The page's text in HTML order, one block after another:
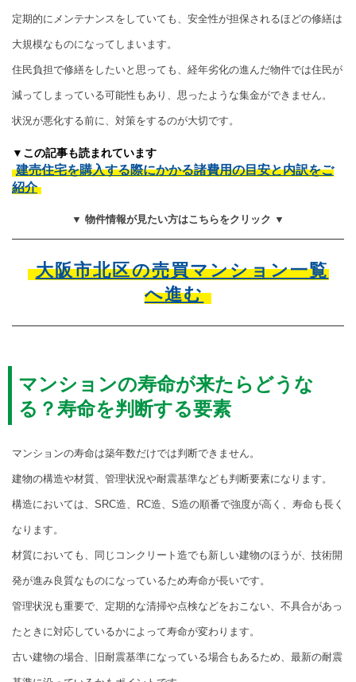
定期的にメンテナンスをしていても、安全性が担保されるほどの修繕は
大規模なものになってしまいます。
住民負担で修繕をしたいと思っても、経年劣化の進んだ物件では住民が
減ってしまっている可能性もあり、思ったような集金ができません。
状況が悪化する前に、対策をするのが大切です。
▼この記事も読まれています
建売住宅を購入する際にかかる諸費用の目安と内訳をご
紹介
▼ 物件情報が見たい方はこちらをクリック ▼
大阪市北区の売買マンション一覧
へ進む
マンションの寿命が来たらどうな
る？寿命を判断する要素
マンションの寿命は築年数だけでは判断できません。
建物の構造や材質、管理状況や耐震基準なども判断要素になります。
構造においては、SRC造、RC造、S造の順番で強度が高く、寿命も長く
なります。
材質においても、同じコンクリート造でも新しい建物のほうが、技術開
発が進み良質なものになっているため寿命が長いです。
管理状況も重要で、定期的な清掃や点検などをおこない、不具合があっ
たときに対応しているかによって寿命が変わります。
古い建物の場合、旧耐震基準になっている場合もあるため、最新の耐震